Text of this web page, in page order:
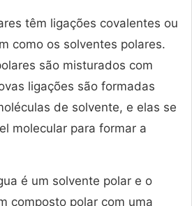
têm ligações covalentes ou
como os solventes polares.
são misturados com
ligações são formadas
de solvente, e elas se
molecular para formar a
é um solvente polar e o
composto polar com uma